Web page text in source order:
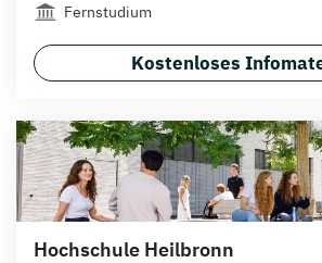
Fernstudium
Kostenloses
Hochschule Heilbronn